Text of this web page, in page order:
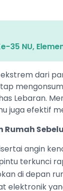
35 NU,
dari
Lebaran.
juga efektif
Rumah
angin
terkunci
di depan
elektronik